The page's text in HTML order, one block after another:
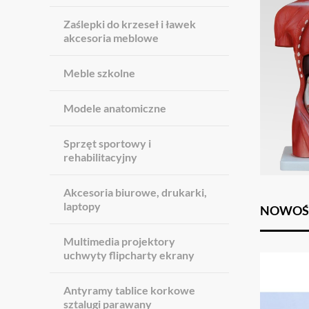
Zaślepki do krzeseł i ławek
akcesoria meblowe
Meble szkolne
Modele anatomiczne
Sprzęt sportowy i
rehabilitacyjny
Akcesoria biurowe, drukarki,
laptopy
Multimedia projektory
uchwyty flipcharty ekrany
Antyramy tablice korkowe
sztalugi parawany